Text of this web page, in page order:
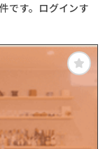
です。ログインす